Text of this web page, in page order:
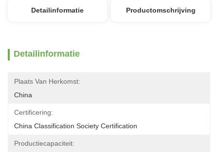
Detailinformatie Productomschrijving
Detailinformatie
Plaats Van Herkomst:
China
Certificering:
China Classification Society Certification
Productiecapaciteit: